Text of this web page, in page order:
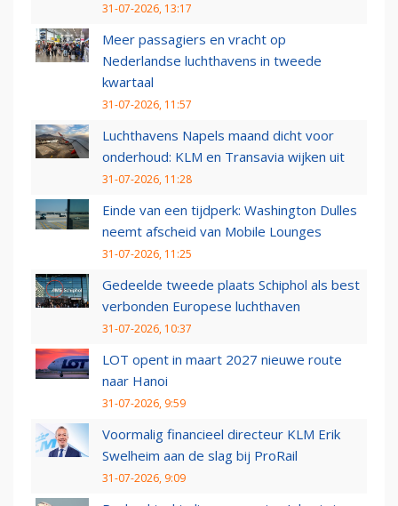
31-07-2026, 13:17
Meer passagiers en vracht op
Nederlandse luchthavens in tweede
kwartaal
31-07-2026, 11:57
Luchthavens Napels maand dicht voor
onderhoud: KLM en Transavia wijken uit
31-07-2026, 11:28
Einde van een tijdperk: Washington Dulles
neemt afscheid van Mobile Lounges
31-07-2026, 11:25
Gedeelde tweede plaats Schiphol als best
verbonden Europese luchthaven
31-07-2026, 10:37
LOT opent in maart 2027 nieuwe route
naar Hanoi
31-07-2026, 9:59
Voormalig financieel directeur KLM Erik
Swelheim aan de slag bij ProRail
31-07-2026, 9:09